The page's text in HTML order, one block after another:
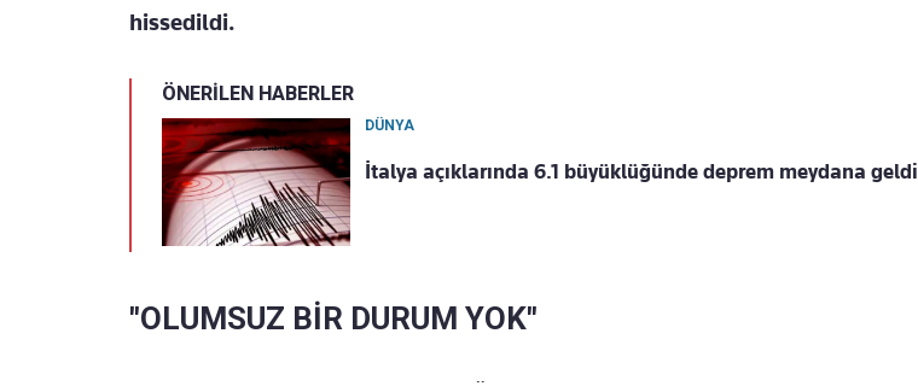
hissedildi.
ÖNERİLEN HABERLER
DÜNYA
İtalya açıklarında 6.1 büyüklüğünde deprem meydana geldi
"OLUMSUZ BİR DURUM YOK"